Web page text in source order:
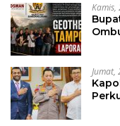
Kamis,
Jumat,